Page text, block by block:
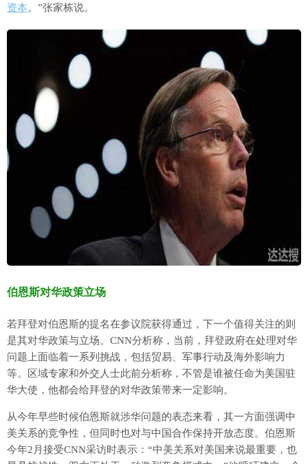
资本。”张家栋说。
伯恩斯对华政策立场
若拜登对伯恩斯的提名在参议院获得通过，下一个值得关注的则
是其对华政策与立场。CNN分析称，当前，拜登政府在处理对华
问题上面临着一系列挑战，包括贸易、军事行动及海外影响力
等。区域专家和外交人士此前分析称，不管是谁被任命为美国驻
华大使，他都会给拜登的对华政策带来一定影响。
从今年早些时候伯恩斯就涉华问题的表态来看，其一方面强调中
美关系的竞争性，但同时也对与中国合作保持开放态度。伯恩斯
今年2月接受CNN采访时表示：“中美关系对美国来说最重要，也